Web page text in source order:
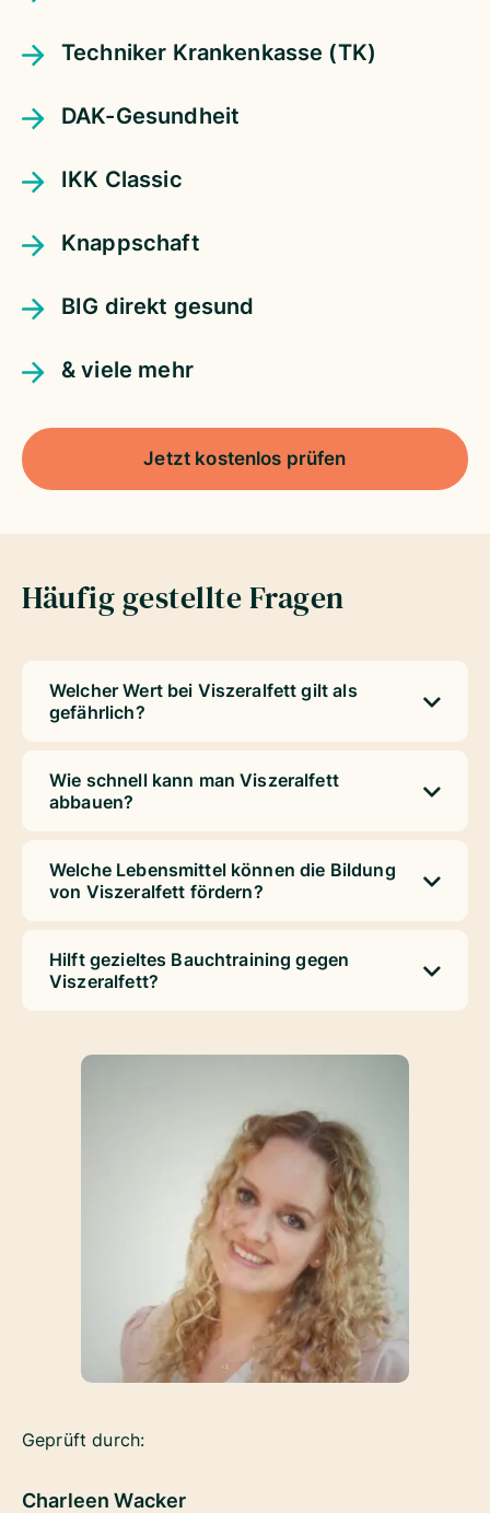
Techniker Krankenkasse (TK)
DAK-Gesundheit
IKK Classic
Knappschaft
BIG direkt gesund
& viele mehr
Jetzt kostenlos prüfen
Häufig gestellte Fragen
Welcher Wert bei Viszeralfett gilt als
gefährlich?
Wie schnell kann man Viszeralfett
abbauen?
Welche Lebensmittel können die Bildung
von Viszeralfett fördern?
Hilft gezieltes Bauchtraining gegen
Viszeralfett?
Geprüft durch:
Charleen Wacker